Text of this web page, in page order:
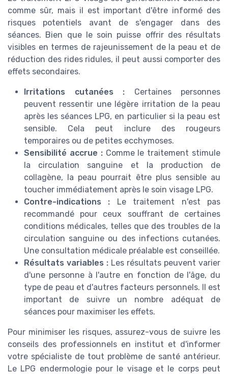
comme sûr, mais il est important d'être informé des
risques potentiels avant de s'engager dans des
séances. Bien que le soin puisse offrir des résultats
visibles en termes de rajeunissement de la peau et de
réduction des rides ridules, il peut aussi comporter des
effets secondaires.
Irritations cutanées : Certaines personnes
peuvent ressentir une légère irritation de la peau
après les séances LPG, en particulier si la peau est
sensible. Cela peut inclure des rougeurs
temporaires ou de petites ecchymoses.
Sensibilité accrue :Comme le traitement stimule
la circulation sanguine et la production de
collagène, la peau pourrait être plus sensible au
toucher immédiatement après le soin visage LPG.
Contre-indications : Le traitement n'est pas
recommandé pour ceux souffrant de certaines
conditions médicales, telles que des troubles de la
circulation sanguine ou des infections cutanées.
Une consultation médicale préalable est conseillée.
Résultats variables : Les résultats peuvent varier
d'une personne à l'autre en fonction de l'âge, du
type de peau et d'autres facteurs personnels. Il est
important de suivre un nombre adéquat de
séances pour maximiser les effets.
Pour minimiser les risques, assurez-vous de suivre les
conseils des professionnels en institut et d'informer
votre spécialiste de tout problème de santé antérieur.
Le LPG endermologie pour le visage et le corps peut